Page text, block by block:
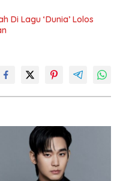
Di Lagu ‘Dunia’ Lolos